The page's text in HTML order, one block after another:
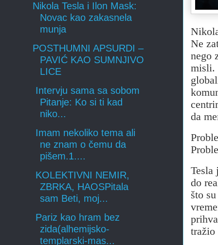
Ne
nego
misli.
da
Tesla
do
što
tražio
Nikola Tesla i Ilon Mask:
Novac kao zakasnela
munja
POSTHUMNI APSURDI –
PAVIĆ KAO SUMNJIVO
LICE
Intervju sama sa sobom
Pitanje: Ko si ti kad
niko...
Imam nekoliko tema ali
ne znam o čemu da
pišem.1....
KOLEKTIVNI NEMIR,
ZBRKA, HAOSPitala
sam Beti, moj...
Pariz kao hram bez
zida(alhemijsko-
templarski-mas...